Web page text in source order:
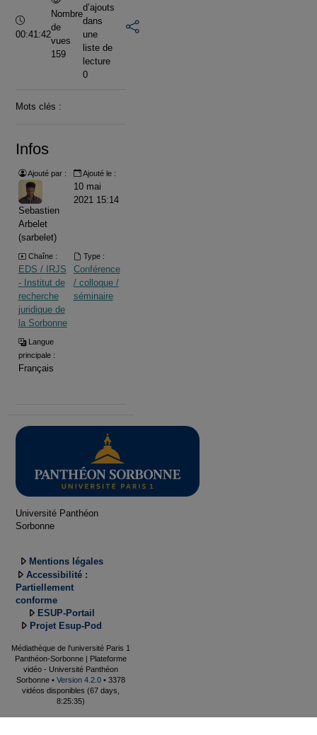
Durée :
00:41:42
Nombre
de
vues
159
d’ajouts
dans
une
liste de
lecture
0
Mots clés :
Infos
Ajouté par :
Sebastien
Arbelet
(sarbelet)
Ajouté le :
10 mai
2021 15:14
Chaîne :
EDS / IRJS
- Institut de
recherche
juridique de
la Sorbonne
Type :
Conférence
/ colloque /
séminaire
Langue
principale :
Français
Université Panthéon
Sorbonne
Mentions légales
Accessibilité :
Partiellement
conforme
ESUP-Portail
Projet Esup-Pod
Médiathèque de l'université Paris 1
Panthéon-Sorbonne | Plateforme
vidéo - Université Panthéon
Sorbonne • Version 4.2.0 • 3378
vidéos disponibles (67 days,
8:25:35)